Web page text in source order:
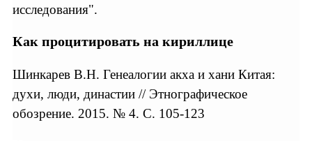
исследования".
Как процитировать на кириллице
Шинкарев В.Н. Генеалогии акха и хани Китая:
духи, люди, династии // Этнографическое
обозрение. 2015. № 4. С. 105-123